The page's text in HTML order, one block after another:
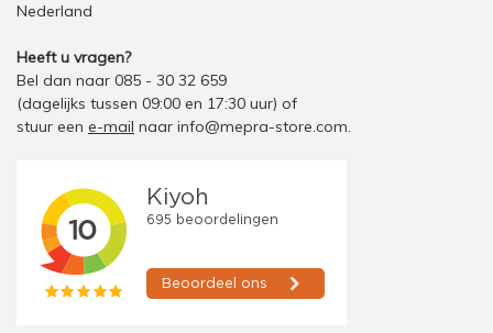
Nederland
Heeft u vragen?
Bel dan naar 085 - 30 32 659
(dagelijks tussen 09:00 en 17:30 uur) of
stuur een e-mail naar info@mepra-store.com.